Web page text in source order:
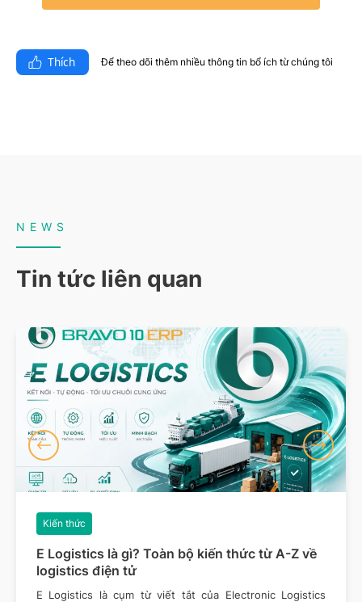
Thích Để theo dõi thêm nhiều thông tin bổ ích từ chúng tôi​
NEWS
Tin tức liên quan
E Logistics là gì? Toàn bộ kiến thức từ A-Z về
logistics điện tử
Kiến thức
E Logistics là cụm từ viết tắt của Electronic Logistics